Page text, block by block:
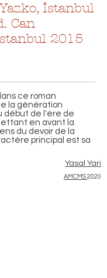
İstanbul
Can
2015
ce roman
la génération
début de l'ère de
en avant la
du devoir de la
principal est sa
Yasal Yari
AMCMS2020